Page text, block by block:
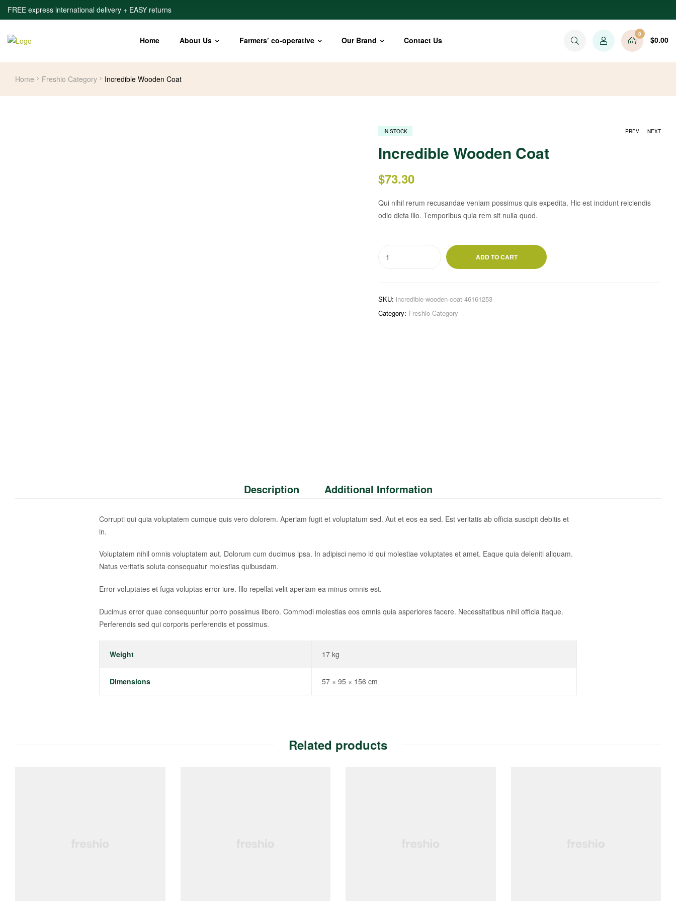
FREE express international delivery + EASY returns
Home About Us Farmers’ co-operative Our Brand Contact Us
0
$0.00
Home Freshio Category Incredible Wooden Coat
PREV NEXT
IN STOCK
Incredible Wooden Coat
$73.30
Qui nihil rerum recusandae veniam possimus quis expedita. Hic est incidunt reiciendis
odio dicta illo. Temporibus quia rem sit nulla quod.
Wooden
ADD TO CART
SKU: incredible-wooden-coat-46161253
Category: Freshio Category
Description Additional Information
Corrupti qui quia voluptatem cumque quis vero dolorem. Aperiam fugit et voluptatum sed. Aut et eos ea sed. Est veritatis ab officia suscipit debitis et
in.
Voluptatem nihil omnis voluptatem aut. Dolorum cum ducimus ipsa. In adipisci nemo id qui molestiae voluptates et amet. Eaque quia deleniti aliquam.
Natus veritatis soluta consequatur molestias quibusdam.
Error voluptates et fuga voluptas error iure. Illo repellat velit aperiam ea minus omnis est.
Ducimus error quae consequuntur porro possimus libero. Commodi molestias eos omnis quia asperiores facere. Necessitatibus nihil officia itaque.
Perferendis sed qui corporis perferendis et possimus.
Weight 17 kg
Dimensions 57 × 95 × 156 cm
Related products